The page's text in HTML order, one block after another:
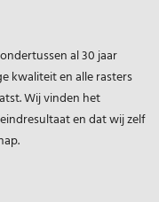
al 30 jaar
kwaliteit en alle rasters
Wij vinden het
en dat wij zelf